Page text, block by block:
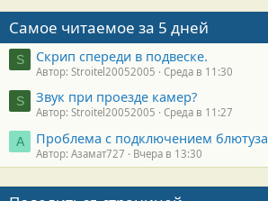
Самое читаемое за 5 дней
S Скрип спереди в подвеске.
Автор: Stroitel20052005 Среда в 11:30
S Звук при проезде камер?
Автор: Stroitel20052005 Среда в 11:27
А Проблема с подключением блютуза
Автор: Азамат727 Вчера в 13:30